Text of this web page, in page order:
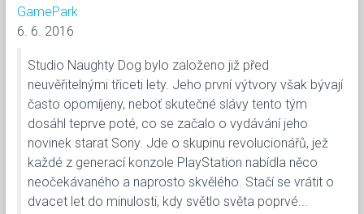
GamePark
6. 6. 2016
Studio Naughty Dog bylo založeno již před
neuvěřitelnými třiceti lety. Jeho první výtvory však bývají
často opomíjeny, neboť skutečné slávy tento tým
dosáhl teprve poté, co se začalo o vydávání jeho
novinek starat Sony. Jde o skupinu revolucionářů, jež
každé z generací konzole PlayStation nabídla něco
neočekávaného a naprosto skvělého. Stačí se vrátit o
dvacet let do minulosti, kdy světlo světa poprvé...